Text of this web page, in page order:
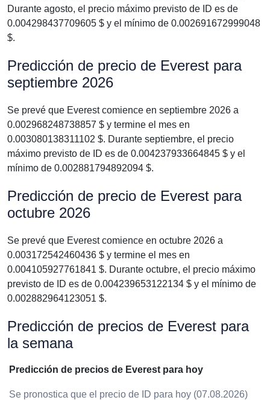
Durante agosto, el precio máximo previsto de ID es de
0.004298437709605 $ y el mínimo de 0.002691672999048
$.
Predicción de precio de Everest para
septiembre 2026
Se prevé que Everest comience en septiembre 2026 a
0.002968248738857 $ y termine el mes en
0.003080138311102 $. Durante septiembre, el precio
máximo previsto de ID es de 0.004237933664845 $ y el
mínimo de 0.002881794892094 $.
Predicción de precio de Everest para
octubre 2026
Se prevé que Everest comience en octubre 2026 a
0.003172542460436 $ y termine el mes en
0.004105927761841 $. Durante octubre, el precio máximo
previsto de ID es de 0.004239653122134 $ y el mínimo de
0.002882964123051 $.
Predicción de precios de Everest para
la semana
Predicción de precios de Everest para hoy
Se pronostica que el precio de ID para hoy (07.08.2026)